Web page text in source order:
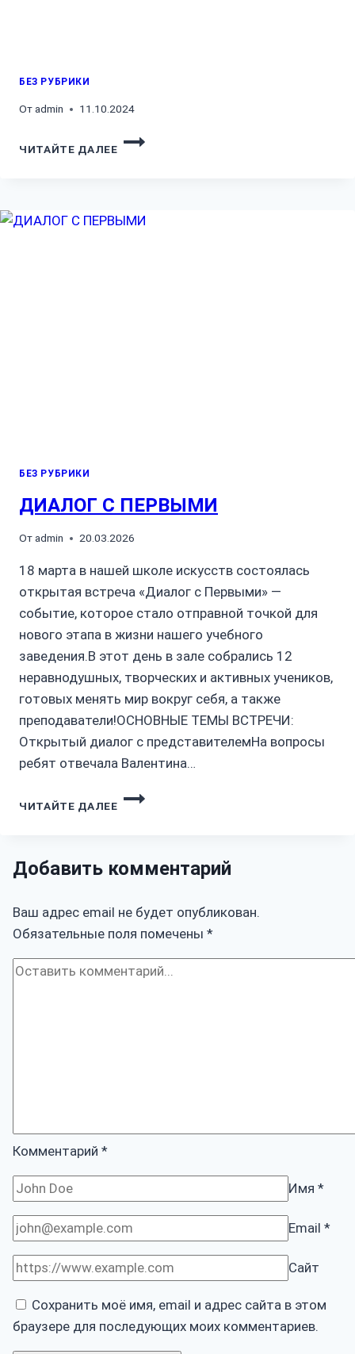
БЕЗ РУБРИКИ
Отadmin 11.10.2024
ЧИТАЙТЕ ДАЛЕЕ
БЕЗ РУБРИКИ
ДИАЛОГ С ПЕРВЫМИ
Отadmin 20.03.2026
18 марта в нашей школе искусств состоялась
открытая встреча «Диалог с Первыми» —
событие, которое стало отправной точкой для
нового этапа в жизни нашего учебного
заведения.В этот день в зале собрались 12
неравнодушных, творческих и активных учеников,
готовых менять мир вокруг себя, а также
преподаватели!ОСНОВНЫЕ ТЕМЫ ВСТРЕЧИ:
Открытый диалог с представителемНа вопросы
ребят отвечала Валентина…
ЧИТАЙТЕ ДАЛЕЕ
ДИАЛОГ
С
Добавить комментарий
Ваш адрес email не будет опубликован.
Обязательные поля помечены *
Комментарий *
Имя *
Email *
Сайт
Сохранить моё имя, email и адрес сайта в этом
браузере для последующих моих комментариев.